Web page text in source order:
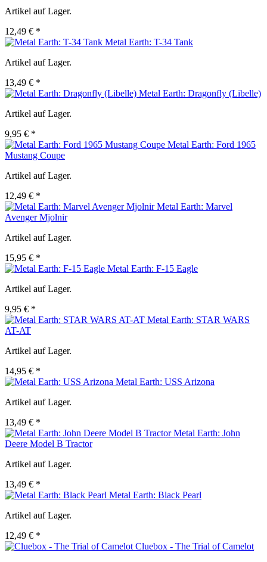
Artikel auf Lager.
12,49 € *
Metal Earth: T-34 Tank
Artikel auf Lager.
13,49 € *
Metal Earth: Dragonfly (Libelle)
Artikel auf Lager.
9,95 € *
Metal Earth: Ford 1965
Mustang Coupe
Artikel auf Lager.
12,49 € *
Metal Earth: Marvel
Avenger Mjolnir
Artikel auf Lager.
15,95 € *
Metal Earth: F-15 Eagle
Artikel auf Lager.
9,95 € *
Metal Earth: STAR WARS
AT-AT
Artikel auf Lager.
14,95 € *
Metal Earth: USS Arizona
Artikel auf Lager.
13,49 € *
Metal Earth: John
Deere Model B Tractor
Artikel auf Lager.
13,49 € *
Metal Earth: Black Pearl
Artikel auf Lager.
12,49 € *
Cluebox - The Trial of Camelot